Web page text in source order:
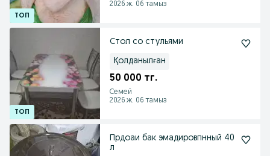
2026 ж. 06 тамыз
Стол со стульями
Қолданылған
50 000 тг.
Семей
2026 ж. 06 тамыз
Прдоаи бак эмадировпнный 40
л